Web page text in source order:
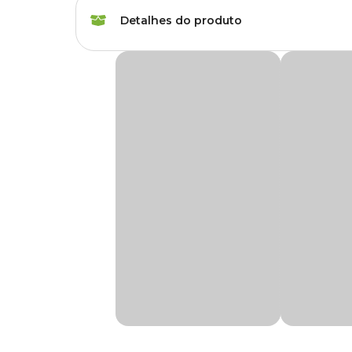
Marca Animalissimo
Detalhes do produto
Altura